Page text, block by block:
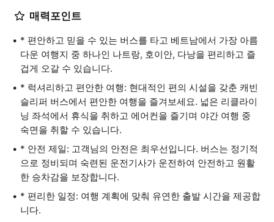
매력포인트
* 편안하고 믿을 수 있는 버스를 타고 베트남에서 가장 아름
다운 여행지 중 하나인 나트랑, 호이안, 다낭을 편리하고 즐
겁게 오갈 수 있습니다.
* 럭셔리하고 편안한 여행: 현대적인 편의 시설을 갖춘 캐빈
슬리퍼 버스에서 편안한 여행을 즐겨보세요. 넓은 리클라이
닝 좌석에서 휴식을 취하고 에어컨을 즐기며 야간 여행 중
숙면을 취할 수 있습니다.
* 안전 제일: 고객님의 안전은 최우선입니다. 버스는 정기적
으로 정비되며 숙련된 운전기사가 운전하여 안전하고 원활
한 승차감을 보장합니다.
* 편리한 일정: 여행 계획에 맞춰 유연한 출발 시간을 제공합
니다.